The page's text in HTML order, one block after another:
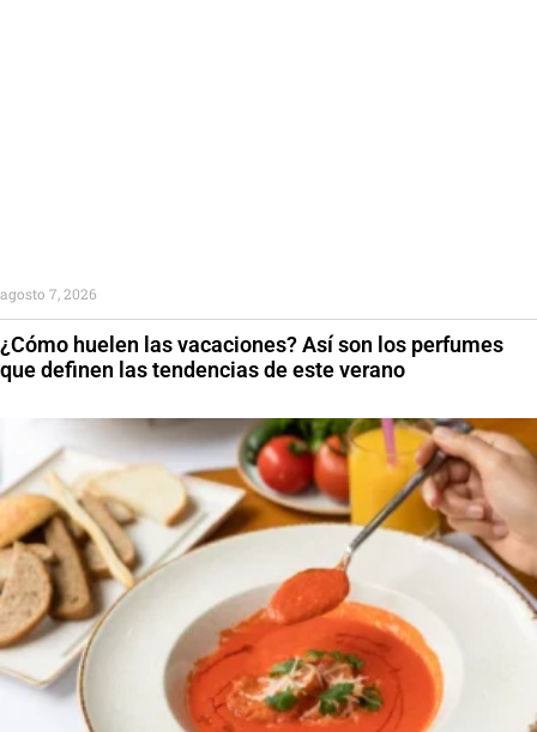
¿Cómo huelen las vacaciones? Así son los perfumes
que definen las tendencias de este verano
agosto 7, 2026